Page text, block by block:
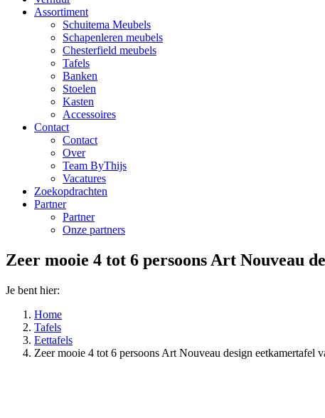
Assortiment
Schuitema Meubels
Schapenleren meubels
Chesterfield meubels
Tafels
Banken
Stoelen
Kasten
Accessoires
Contact
Contact
Over
Team ByThijs
Vacatures
Zoekopdrachten
Partner
Partner
Onze partners
Zeer mooie 4 tot 6 persoons Art Nouveau
Je bent hier:
Home
Tafels
Eettafels
Zeer mooie 4 tot 6 persoons Art Nouveau design eetkamertafel